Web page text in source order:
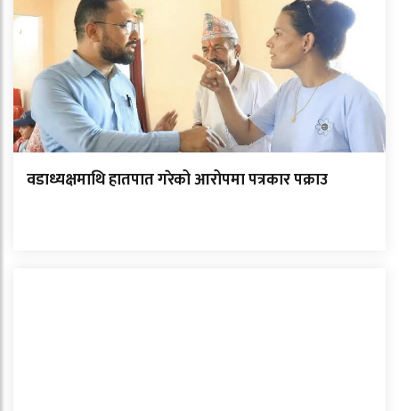
वडाध्यक्षमाथि हातपात गरेको आरोपमा पत्रकार पक्राउ